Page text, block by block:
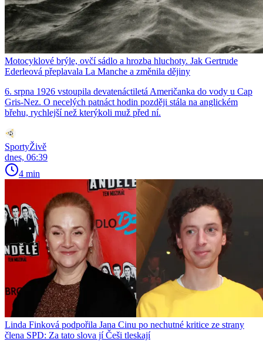
Motocyklové brýle, ovčí sádlo a hrozba hluchoty. Jak Gertrude
Ederleová přeplavala La Manche a změnila dějiny
6. srpna 1926 vstoupila devatenáctiletá Američanka do vody u Cap
Gris-Nez. O necelých patnáct hodin později stála na anglickém
břehu, rychlejší než kterýkoli muž před ní.
SportyŽivě
dnes, 06:39
4 min
Linda Finková podpořila Jana Cinu po nechutné kritice ze strany
člena SPD: Za tato slova jí Češi tleskají